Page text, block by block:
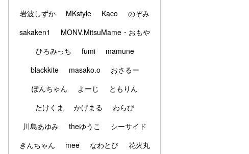
岩波しずか
MKstyle Kaco
のぞみ
sakaken1
MONV.MitsuMame・おもや
ひろみっち
fumi
mamune
blackkite
masako.o
おさるー
ぽんちゃん
よーじ
ともりん
たけくま
かげまる
わらび
川島あゆみ
theゆうこ
シーサイド
きんちゃん
mee なわとび 花火丸